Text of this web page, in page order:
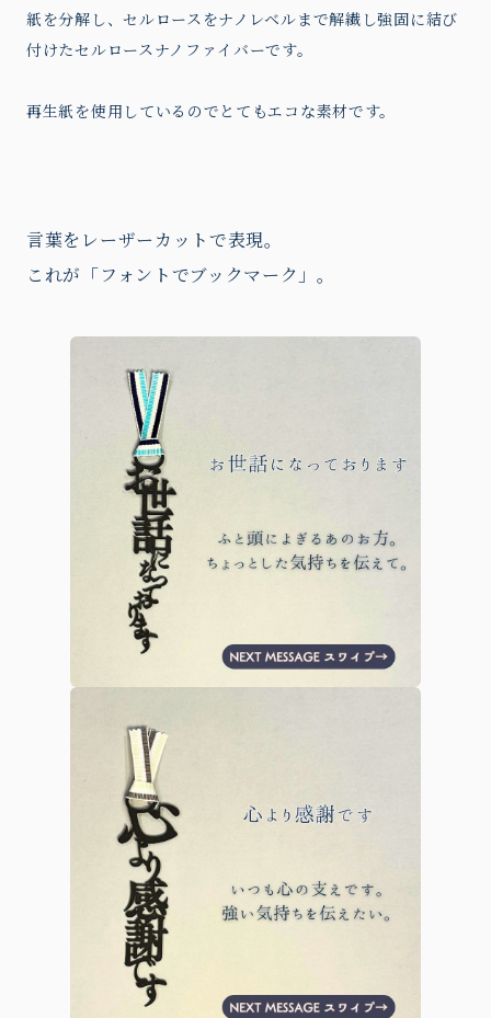
紙を分解し、セルロースをナノレベルまで解繊し強固に結び
付けたセルロースナノファイバーです。
再生紙を使用しているのでとてもエコな素材です。
言葉をレーザーカットで表現。
これが「フォントでブックマーク」。